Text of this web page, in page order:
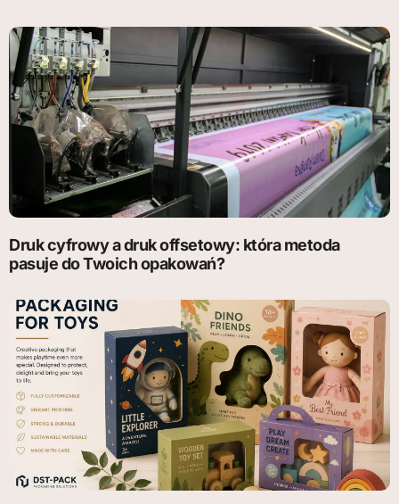
Druk cyfrowy a druk offsetowy: która metoda
pasuje do Twoich opakowań?